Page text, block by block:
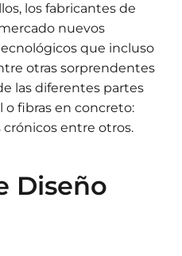
los fabricantes de
nuevos
que incluso
otras sorprendentes
las diferentes partes
fibras en concreto:
entre otros.
Diseño